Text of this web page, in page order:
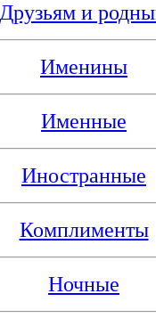
Друзьям и
Именины
Именные
Иностранные
Комплименты
Ночные